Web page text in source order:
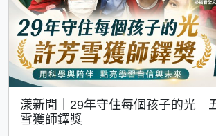
漾新聞｜29年守住每個孩子的光
雪獲師鐸獎